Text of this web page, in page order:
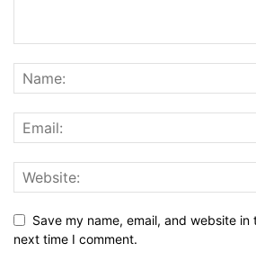
Save my name, email, and website
next time I comment.